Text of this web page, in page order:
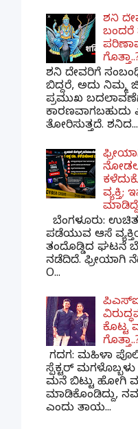
ಶನಿ
ಬಂದರೆ
ಶನಿ ದೇವರಿಗೆ
ಬಿದ್ದರೆ, ಅದು ನಿಮ್ಮ
ಪ್ರಮುಖ
ಕಾರಣವಾಗಬಹುದು
ತೋರಿಸುತ್ತದೆ. ಶನಿದ...
ವ್ಯಕ್ತಿ;
ಬೆಂಗಳೂರು:
ಪಡೆಯುವ ಆಸೆ
ತಂದೊಡ್ಡಿದ ಘಟನೆ
ನಡೆದಿದೆ. ಫ್ರೀಯಾಗಿ
O...
ಕೊಟ್ಟ
ಗದಗ​: ಮಹಿಳಾ
ಸ್ಪೆಕ್ಟರ್​
ಮನೆ ಬಿಟ್ಟು ಹೋಗಿ
ಮಾಡಿಕೊಂಡಿದ್ದು,
ಎಂದು ತಾಯ...